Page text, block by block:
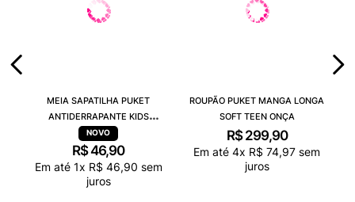
MEIA SAPATILHA PUKET
ANTIDERRAPANTE KIDS
CAPIVARA CHOCOLATE
R$46,90
Em até 1x R$ 46,90 sem
juros
ROUPÃO PUKET MANGA LONGA
SOFT TEEN ONÇA
R$ 299,90
Em até 4x R$ 74,97 sem
juros